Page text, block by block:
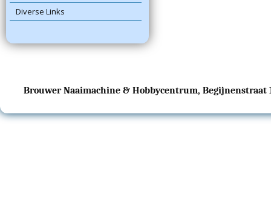
Diverse Links
Brouwer Naaimachine & Hobbycentrum, Begijnenstraat